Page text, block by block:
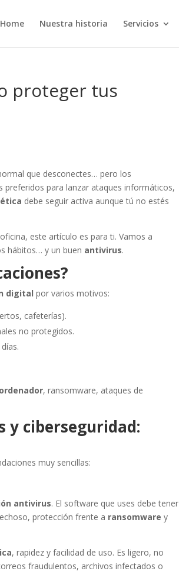
Home Nuestra historia Servicios
proteger tus
que desconectes… pero los
preferidos para lanzar ataques informáticos,
debe seguir activa aunque tú no estés
este artículo es para ti. Vamos a
hábitos… y un buen antivirus.
digital por varios motivos:
cafeterías).
no protegidos.
, ransomware, ataques de
y ciberseguridad:
muy sencillas:
antivirus. El software que uses debe tener
protección frente a ransomware y
, rapidez y facilidad de uso. Es ligero, no
fraudulentos, archivos infectados o